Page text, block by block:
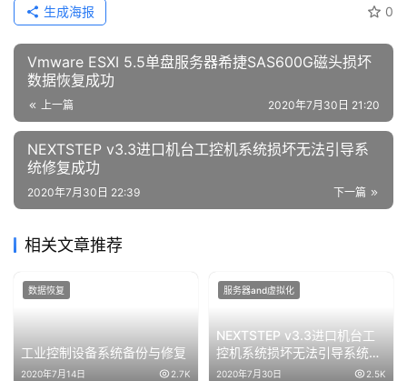
0
生成海报
Vmware ESXI 5.5单盘服务器希捷SAS600G磁头损坏
数据恢复成功
上一篇 2020年7月30日 21:20
NEXTSTEP v3.3进口机台工控机系统损坏无法引导系
统修复成功
下一篇
2020年7月30日 22:39
相关文章推荐
工业控制设备系统备份与修复
2020年7月14日 2.7K
数据恢复
NEXTSTEP v3.3进口机台工
控机系统损坏无法引导系统修
复成功
2020年7月30日 2.5K
服务器and虚拟化